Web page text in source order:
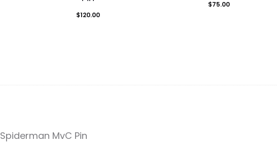
$120.00
$75.00
Spiderman MvC Pin